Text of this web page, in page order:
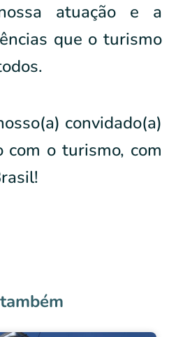
atuação e a
que o turismo
convidado(a)
com o turismo, com